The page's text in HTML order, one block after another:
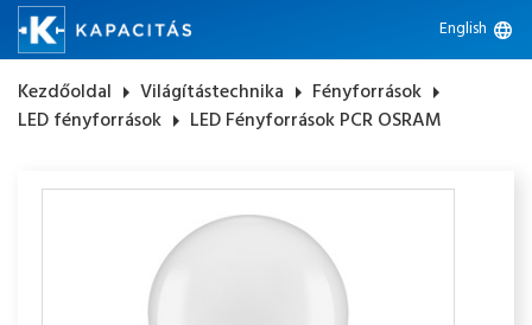
English language
Kezdőoldal arrow_right Világítástechnika arrow_right Fényforrások arrow_right
LED fényforrások arrow_right LED Fényforrások PCR OSRAM